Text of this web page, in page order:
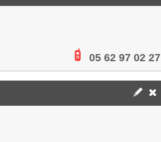
05 62 97 02 27